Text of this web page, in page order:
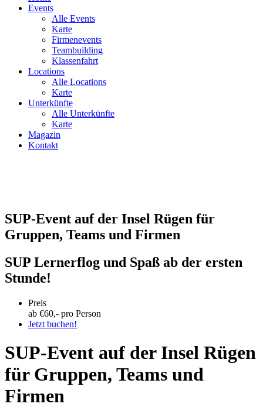
Events
Alle Events
Karte
Firmenevents
Teambuilding
Klassenfahrt
Locations
Alle Locations
Karte
Unterkünfte
Alle Unterkünfte
Karte
Magazin
Kontakt
SUP-Event auf der Insel Rügen für
Gruppen, Teams und Firmen
SUP Lernerflog und Spaß ab der ersten
Stunde!
Preis
ab €60,- pro Person
Jetzt buchen!
SUP-Event auf der Insel Rügen
für Gruppen, Teams und
Firmen